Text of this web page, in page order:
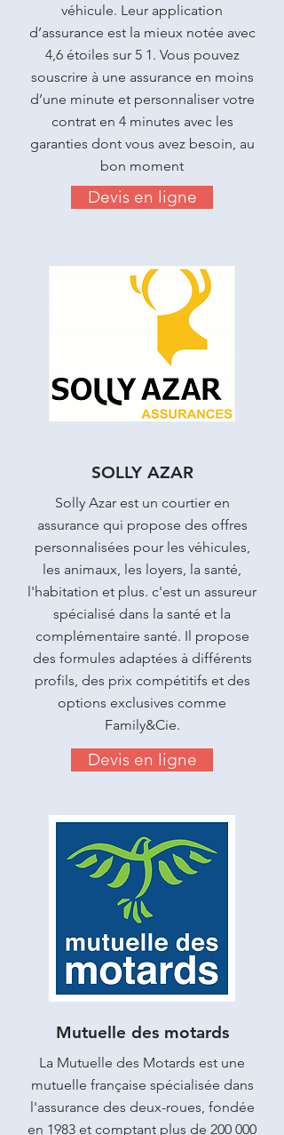
véhicule. Leur application
d’assurance est la mieux notée avec
4,6 étoiles sur 5 1. Vous pouvez
souscrire à une assurance en moins
d’une minute et personnaliser votre
contrat en 4 minutes avec les
garanties dont vous avez besoin, au
bon moment
Devis en ligne
SOLLY AZAR
Solly Azar est un courtier en
assurance qui propose des offres
personnalisées pour les véhicules,
les animaux, les loyers, la santé,
l'habitation et plus. c'est un assureur
spécialisé dans la santé et la
complémentaire santé. Il propose
des formules adaptées à différents
profils, des prix compétitifs et des
options exclusives comme
Family&Cie.
Devis en ligne
Mutuelle des motards
La Mutuelle des Motards est une
mutuelle française spécialisée dans
l'assurance des deux-roues, fondée
en 1983 et comptant plus de 200 000